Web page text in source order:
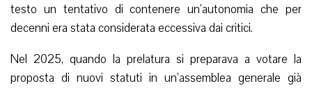
testo un tentativo di contenere un’autonomia che per
decenni era stata considerata eccessiva dai critici.
Nel 2025, quando la prelatura si preparava a votare la
proposta di nuovi statuti in un’assemblea generale già